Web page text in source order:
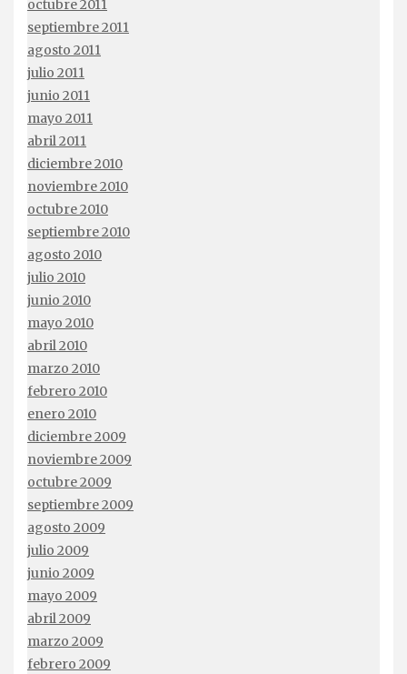
octubre 2011
septiembre 2011
agosto 2011
julio 2011
junio 2011
mayo 2011
abril 2011
diciembre 2010
noviembre 2010
octubre 2010
septiembre 2010
agosto 2010
julio 2010
junio 2010
mayo 2010
abril 2010
marzo 2010
febrero 2010
enero 2010
diciembre 2009
noviembre 2009
octubre 2009
septiembre 2009
agosto 2009
julio 2009
junio 2009
mayo 2009
abril 2009
marzo 2009
febrero 2009